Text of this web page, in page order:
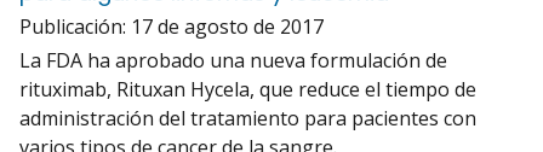
Publicación: 17 de agosto de 2017
La FDA ha aprobado una nueva formulación de
rituximab, Rituxan Hycela, que reduce el tiempo de
administración del tratamiento para pacientes con